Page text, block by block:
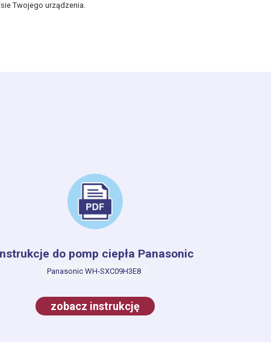
Twojego urządzenia.
do pomp ciepła Panasonic
Panasonic WH-SXC09H3E8
zobacz instrukcję